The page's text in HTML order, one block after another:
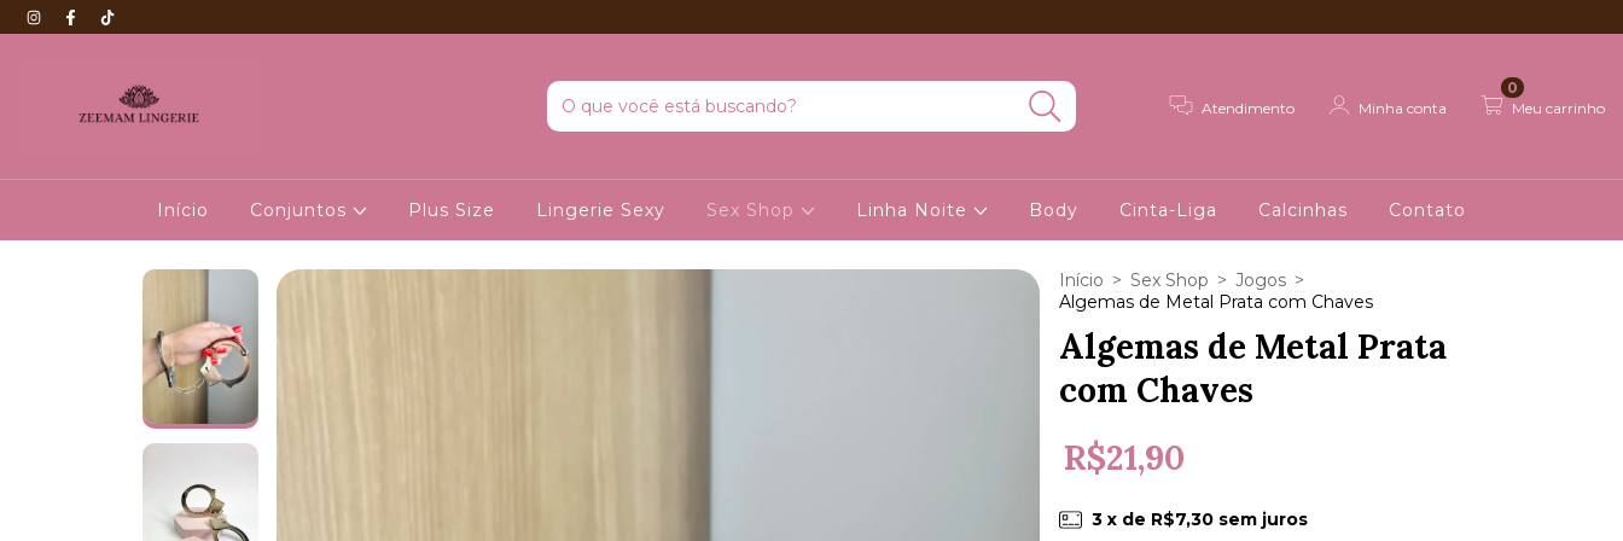
Atendimento Minha conta Meu carrinho
0
Início Conjuntos Plus Size Lingerie Sexy Sex Shop Linha Noite Body Cinta-Liga Calcinhas Contato
Início > Sex Shop > Jogos >
Algemas de Metal Prata com Chaves
Algemas de Metal Prata
com Chaves
R$21,90
3 x de R$7,30 sem juros